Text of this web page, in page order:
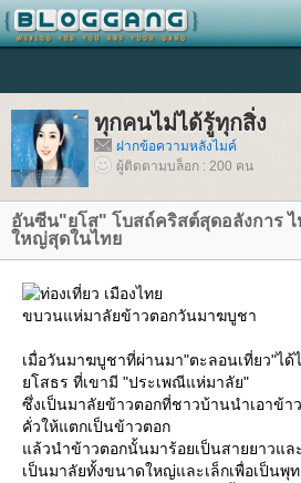
ทุกคนไม่ได้รู้ทุกสิ่ง
ฝากข้อความหลังไมค์
ผู้ติดตามบล็อก : 200 คน
อันซีน"ยโส" โบสถ์คริสต์สุดอลังการ
หญ่สุดในไท
ขบวนแห่มาลัยข้าวตอกวันมาฆบูชา
เมื่อวันมาฆบูชาที่ผ่านมา"ตะลอนเที่ยว"ได้
สธร ที่เขามี "ประเพณีแห่มาลัย"
ซึ่งเป็นมาลัยข้าวตอกที่ชาวบ้านนำเอาข้า
คั่วให้แตกเป็นข้าวตอก
ล้วนำข้าวตอกนั้นมาร้อยเป็นสายยาวและ
เป็นมาลัยทั้งขนาดใหญ่และเล็กเพื่อเป็นพุ